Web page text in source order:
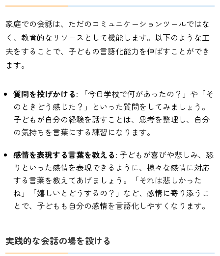
家庭での会話は、ただのコミュニケーションツールではな
く、教育的なリソースとして機能します。以下のような工
夫をすることで、子どもの言語化能力を伸ばすことができ
ます。
質問を投げかける: 「今日学校で何があったの？」や「そ
のときどう感じた？」といった質問をしてみましょう。
子どもが自分の経験を話すことは、思考を整理し、自分
の気持ちを言葉にする練習になります。
感情を表現する言葉を教える: 子どもが喜びや悲しみ、怒
りといった感情を表現できるように、様々な感情に対応
する言葉を教えてあげましょう。「それは悲しかった
ね」「嬉しいとどうするの？」など、感情に寄り添うこ
とで、子どもも自分の感情を言語化しやすくなります。
実践的な会話の場を設ける